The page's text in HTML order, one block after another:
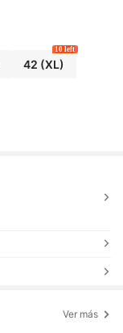
42 (XL)
10 left
Ver más